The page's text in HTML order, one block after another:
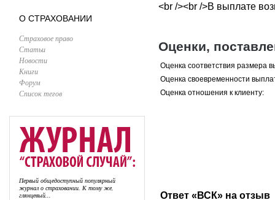
О СТРАХОВАНИИ
Страховое право
Статьи
Новости
Книги
Форум
Список тегов
Первый общедоступный популярный
журнал о страховании. К тому же,
глянцевый...
<br /><br />В выплате
Оценки,
Оценка соответствия размера
Оценка своевременности
Оценка отношения к клиенту:
Ответ «ВСК» на отзыв